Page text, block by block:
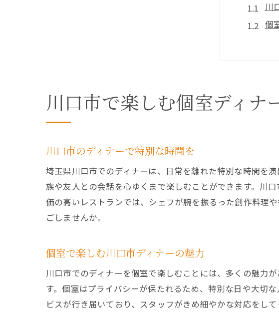
川
個
個
埼玉県
特
川
個
川
プ
川口市で楽しむ個室ディナ
川口市のディナーで特別な時間を
埼玉県川口市でのディナーは、日常を離れた特別な時間を
族や友人との会話を心ゆくまで楽しむことができます。川
価の高いレストランでは、シェフが腕を振るった創作料理
ごしませんか。
個室で楽しむ川口市ディナーの魅力
川口市でのディナーを個室で楽しむことには、多くの魅力
す。個室はプライバシーが保たれるため、特別な日や大切
ビスが行き届いており、スタッフがきめ細やかな対応をし